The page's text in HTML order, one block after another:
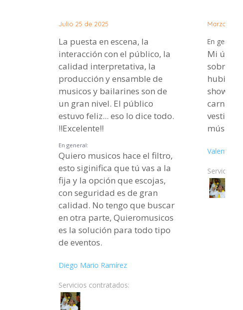
Julio 25 de 2025
La puesta en escena, la
interacción con el público, la
calidad interpretativa, la
producción y ensamble de
musicos y bailarines son de
un gran nivel. El público
estuvo feliz... eso lo dice todo.
!!Excelente!!
En general:
Quiero musicos hace el filtro,
esto siginifica que tú vas a la
fija y la opción que escojas,
con seguridad es de gran
calidad. No tengo que buscar
en otra parte, Quieromusicos
es la solución para todo tipo
de eventos.
Diego Mario Ramírez
Servicios contratados:
Marzo 20
En general:
Mi
sobre el
hubiera
show
músicos.
Valentina
Servicios